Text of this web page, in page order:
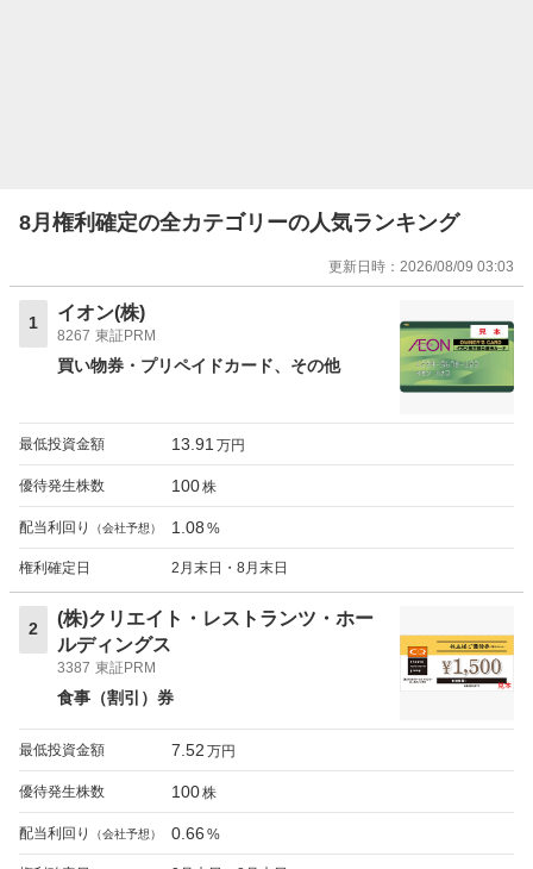
8月権利確定の全カテゴリーの人気ランキング
更新日時： 2026/08/09 03:03
1
イオン(株)
8267 東証PRM
買い物券・プリペイドカード その他
最低投資金額 13.91 万円
優待発生株数 100株
配当利回り （会社予想） 1.08 %
権利確定日 2月末日・8月末日
2
(株)クリエイト・レストランツ・ホー
ルディングス
3387 東証PRM
食事（割引）券
最低投資金額 7.52 万円
優待発生株数 100株
配当利回り （会社予想） 0.66 %